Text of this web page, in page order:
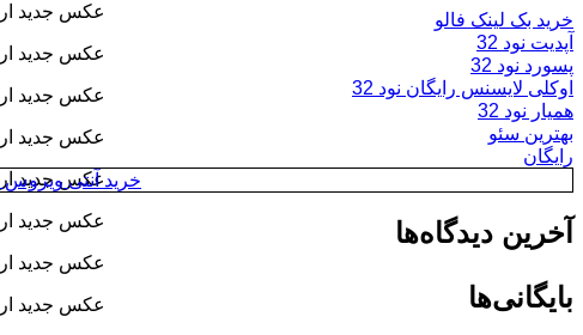
خرید بک لینک فالو
آپدیت نود 32
پسورد نود 32
اوکلی لایسنس رایگان نود 32
همیار نود 32
بهترین سئو
رایگان
خرید آنتی ویروس Kaspersky
آخرین دیدگاه‌ها
بایگانی‌ها
عکس جدید
عکس جدید
عکس جدید
عکس جدید
عکس جدید
عکس جدید
عکس جدید
عکس جدید